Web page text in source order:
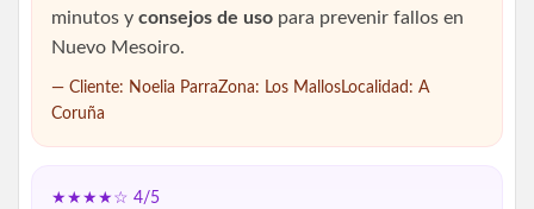
minutos y consejos de uso para prevenir fallos en
Nuevo Mesoiro.
— Cliente: Noelia ParraZona: Los MallosLocalidad: A
Coruña
★★★★☆ 4/5